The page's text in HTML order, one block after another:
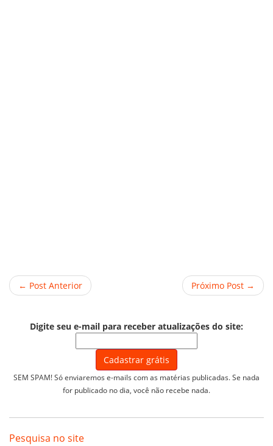
← Post Anterior Próximo Post →
Digite seu e-mail para receber atualizações do site:
SEM SPAM! Só enviaremos e-mails com as matérias publicadas. Se nada
for publicado no dia, você não recebe nada.
Pesquisa no site